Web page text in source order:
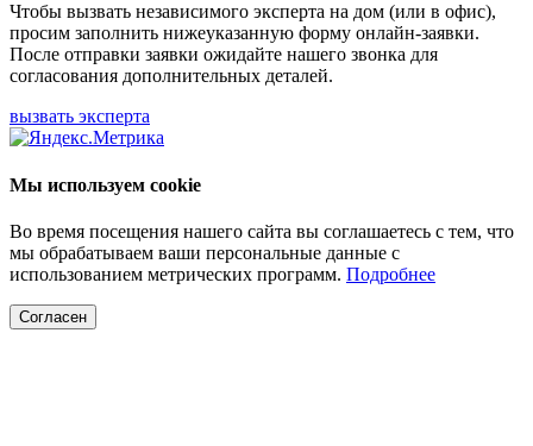
Чтобы вызвать независимого эксперта на дом (или в офис),
просим заполнить нижеуказанную форму онлайн-заявки.
После отправки заявки ожидайте нашего звонка для
согласования дополнительных деталей.
вызвать эксперта
Мы используем cookie
Во время посещения нашего сайта вы соглашаетесь с тем, что
мы обрабатываем ваши персональные данные с
использованием метрических программ. Подробнее
Согласен